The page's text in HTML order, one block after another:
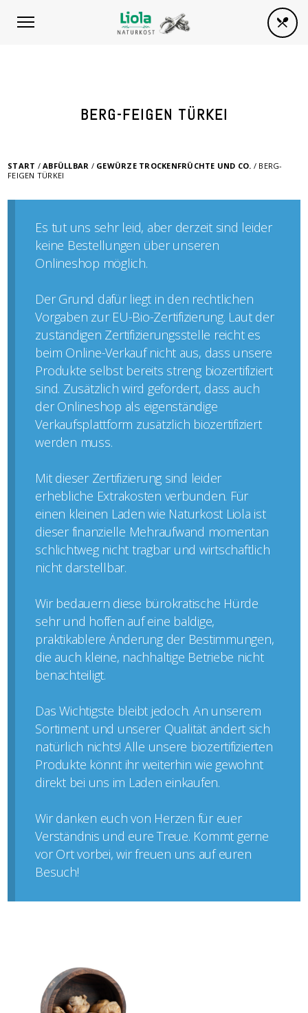
BERG-FEIGEN TÜRKEI
START /ABFÜLLBAR / GEWÜRZE TROCKENFRÜCHTE UND CO. / BERG-
FEIGEN TÜRKEI
Es tut uns sehr leid, aber derzeit sind leider
keine Bestellungen über unseren
Onlineshop möglich.
Der Grund dafür liegt in den rechtlichen
Vorgaben zur EU-Bio-Zertifizierung. Laut der
zuständigen Zertifizierungsstelle reicht es
beim Online-Verkauf nicht aus, dass unsere
Produkte selbst bereits streng biozertifiziert
sind. Zusätzlich wird gefordert, dass auch
der Onlineshop als eigenständige
Verkaufsplattform zusätzlich biozertifiziert
werden muss.
Mit dieser Zertifizierung sind leider
erhebliche Extrakosten verbunden. Für
einen kleinen Laden wie Naturkost Liola ist
dieser finanzielle Mehraufwand momentan
schlichtweg nicht tragbar und wirtschaftlich
nicht darstellbar.
Wir bedauern diese bürokratische Hürde
sehr und hoffen auf eine baldige,
praktikablere Änderung der Bestimmungen,
die auch kleine, nachhaltige Betriebe nicht
benachteiligt.
Das Wichtigste bleibt jedoch. An unserem
Sortiment und unserer Qualität ändert sich
natürlich nichts! Alle unsere biozertifizierten
Produkte könnt ihr weiterhin wie gewohnt
direkt bei uns im Laden einkaufen.
Wir danken euch von Herzen für euer
Verständnis und eure Treue. Kommt gerne
vor Ort vorbei, wir freuen uns auf euren
Besuch!